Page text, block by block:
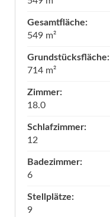
Gesamtfläche:
549 m²
Grundstücksfläche:
714 m²
Zimmer:
18.0
Schlafzimmer:
12
Badezimmer:
6
Stellplätze:
9